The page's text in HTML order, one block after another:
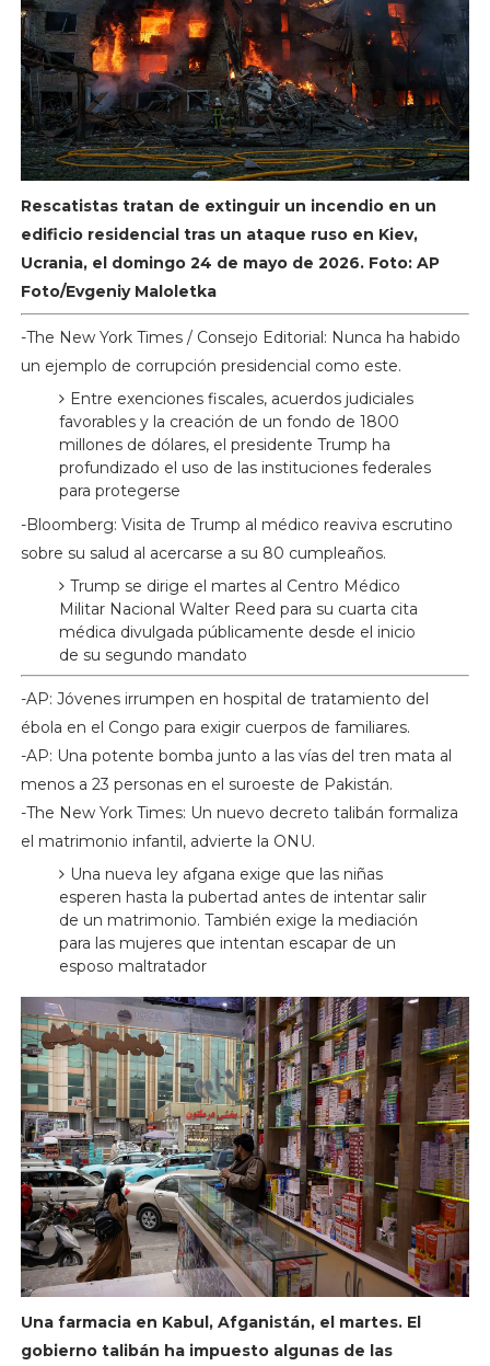
Rescatistas tratan de extinguir un incendio en un
edificio residencial tras un ataque ruso en Kiev,
Ucrania, el domingo 24 de mayo de 2026. Foto: AP
Foto/Evgeniy Maloletka
-The New York Times / Consejo Editorial: Nunca ha habido
un ejemplo de corrupción presidencial como este.
Entre exenciones fiscales, acuerdos judiciales
favorables y la creación de un fondo de 1800
millones de dólares, el presidente Trump ha
profundizado el uso de las instituciones federales
para protegerse
-Bloomberg: Visita de Trump al médico reaviva escrutino
sobre su salud al acercarse a su 80 cumpleaños.
Trump se dirige el martes al Centro Médico
Militar Nacional Walter Reed para su cuarta cita
médica divulgada públicamente desde el inicio
de su segundo mandato
-AP: Jóvenes irrumpen en hospital de tratamiento del
ébola en el Congo para exigir cuerpos de familiares.
-AP: Una potente bomba junto a las vías del tren mata al
menos a 23 personas en el suroeste de Pakistán.
-The New York Times: Un nuevo decreto talibán formaliza
el matrimonio infantil, advierte la ONU.
Una nueva ley afgana exige que las niñas
esperen hasta la pubertad antes de intentar salir
de un matrimonio. También exige la mediación
para las mujeres que intentan escapar de un
esposo maltratador
Una farmacia en Kabul, Afganistán, el martes. El
gobierno talibán ha impuesto algunas de las